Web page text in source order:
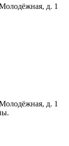
д. 1
д. 1